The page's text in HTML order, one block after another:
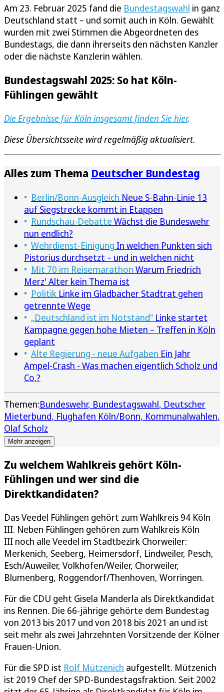
Am 23. Februar 2025 fand die Bundestagswahl in ganz
Deutschland statt – und somit auch in Köln. Gewählt
wurden mit zwei Stimmen die Abgeordneten des
Bundestags, die dann ihrerseits den nächsten Kanzler
oder die nächste Kanzlerin wählen.
Bundestagswahl 2025: So hat Köln-
Fühlingen gewählt
Die Ergebnisse für Köln insgesamt finden Sie hier.
Diese Übersichtsseite wird regelmäßig aktualisiert.
Alles zum Thema Deutscher Bundestag
Berlin/Bonn-Ausgleich Neue S-Bahn-Linie 13
auf Siegstrecke kommt in Etappen
Rundschau-Debatte Wächst die Bundeswehr
nun endlich?
Wehrdienst-Einigung In welchen Punkten sich
Pistorius durchsetzt – und in welchen nicht
Mit 70 im Reisemarathon Warum Friedrich
Merz' Alter kein Thema ist
Politik Linke im Gladbacher Stadtrat gehen
getrennte Wege
„Deutschland ist im Notstand“ Linke startet
Kampagne gegen hohe Mieten – Treffen in Köln
geplant
Alte Regierung - neue Aufgaben Ein Jahr
Ampel-Crash - Was machen eigentlich Scholz und
Co.?
Themen:Bundeswehr Bundestagswahl Deutscher
Mieterbund Flughafen Köln/Bonn Kommunalwahlen
Olaf Scholz
Mehr anzeigen
Zu welchem Wahlkreis gehört Köln-
Fühlingen und wer sind die
Direktkandidaten?
Das Veedel Fühlingen gehört zum Wahlkreis 94 Köln
III. Neben Fühlingen gehören zum Wahlkreis Köln
III noch alle Veedel im Stadtbezirk Chorweiler:
Merkenich, Seeberg, Heimersdorf, Lindweiler, Pesch,
Esch/Auweiler, Volkhofen/Weiler, Chorweiler,
Blumenberg, Roggendorf/Thenhoven, Worringen.
Für die CDU geht Gisela Manderla als Direktkandidat
ins Rennen. Die 66-jährige gehörte dem Bundestag
von 2013 bis 2017 und von 2018 bis 2021 an und ist
seit mehr als zwei Jahrzehnten Vorsitzende der Kölner
Frauen-Union.
Für die SPD ist Rolf Mützenich aufgestellt. Mützenich
ist 2019 Chef der SPD-Bundestagsfraktion. Seit 2002